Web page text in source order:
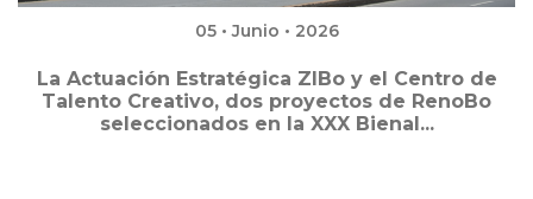
05 • Junio • 2026
La Actuación Estratégica ZIBo y el Centro de
Talento Creativo, dos proyectos de RenoBo
seleccionados en la XXX Bienal...